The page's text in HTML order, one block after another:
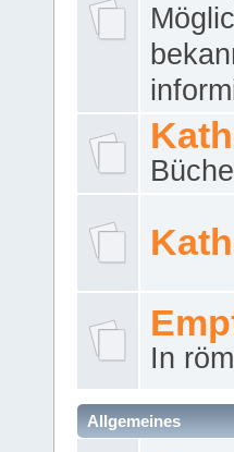
In
Allgemeines